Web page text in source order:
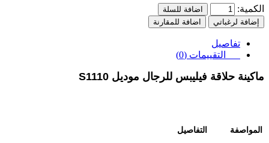
الكمية:
اضافة للسلة
إضافة لرغباتي
اضافة للمقارنة
تفاصيل
التقييمات (0)
ماكينة حلاقة فيليبس للرجال موديل S1110
المواصفة التفاصيل